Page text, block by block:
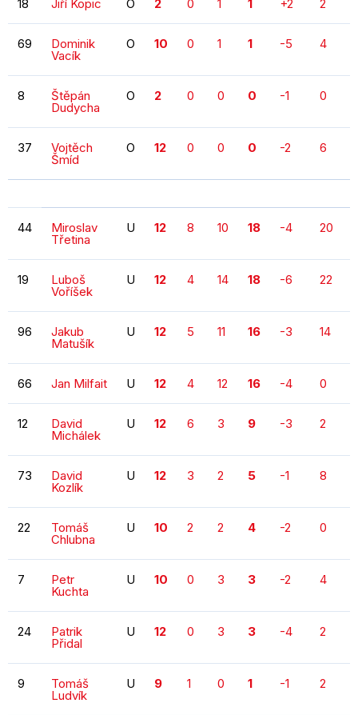
18 Jiří Kopic O 2 0 1 1 +2 2
69 Dominik
Vacík
O 10 0 1 1 -5 4
8 Štěpán
Dudycha
O 2 0 0 0 -1 0
37 Vojtěch
Šmíd
O 12 0 0 0 -2 6
44 Miroslav
Třetina
U 12 8 10 18 -4 20
19 Luboš
Voříšek
U 12 4 14 18 -6 22
96 Jakub
Matušík
U 12 5 11 16 -3 14
66 Jan Milfait U 12 4 12 16 -4 0
12 David
Michálek
U 12 6 3 9 -3 2
73 David
Kozlík
U 12 3 2 5 -1 8
22 Tomáš
Chlubna
U 10 2 2 4 -2 0
7 Petr
Kuchta
U 10 0 3 3 -2 4
24 Patrik
Přidal
U 12 0 3 3 -4 2
9 Tomáš
Ludvík
U 9 1 0 1 -1 2